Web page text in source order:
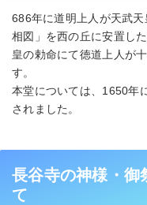
686年に道明上人が天武
相図」を西の丘に安置し
皇の勅命にて徳道上人が
す。
本堂については、1650年
されました。
長谷寺の神様・御
て